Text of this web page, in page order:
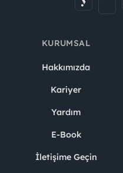
KURUMSAL
Hakkımızda
Kariyer
Yardım
E-Book
İletişime Geçin